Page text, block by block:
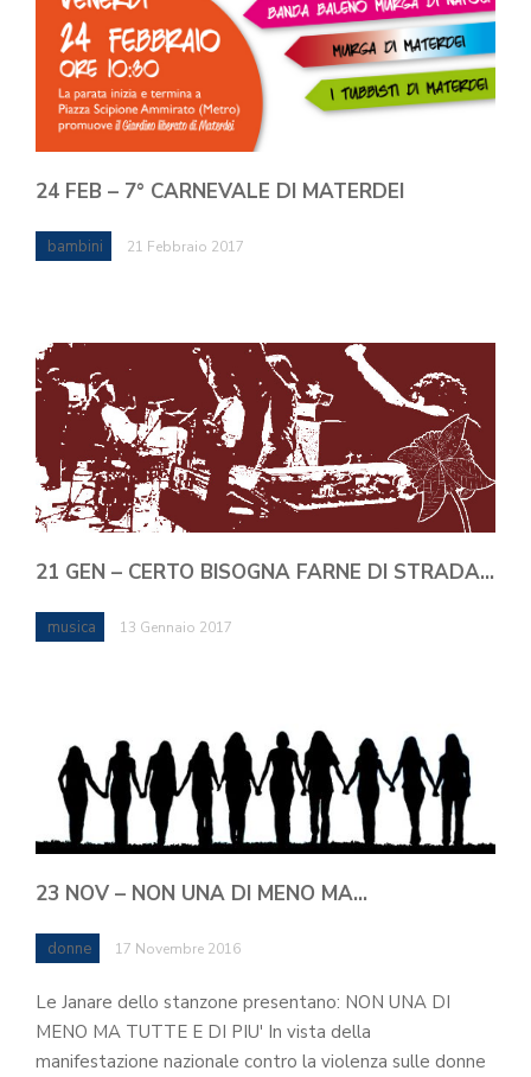
24 FEB – 7° CARNEVALE DI MATERDEI
bambini 21 Febbraio 2017
21 GEN – CERTO BISOGNA FARNE DI STRADA…
musica 13 Gennaio 2017
23 NOV – NON UNA DI MENO MA…
donne 17 Novembre 2016
Le Janare dello stanzone presentano: NON UNA DI
MENO MA TUTTE E DI PIU' In vista della
manifestazione nazionale contro la violenza sulle donne